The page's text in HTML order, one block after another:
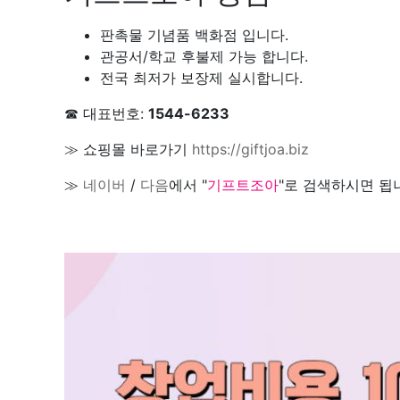
판촉물 기념품 백화점 입니다.
관공서/학교 후불제 가능 합니다.
전국 최저가 보장제 실시합니다.
☎ 대표번호: 1544-6233
≫ 쇼핑몰 바로가기 https://giftjoa.biz
≫ 네이버 / 다음에서 "기프트조아"로 검색하시면 됩